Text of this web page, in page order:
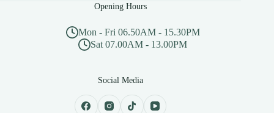
Opening Hours
Mon - Fri 06.50AM - 15.30PM
Sat 07.00AM - 13.00PM
Social Media